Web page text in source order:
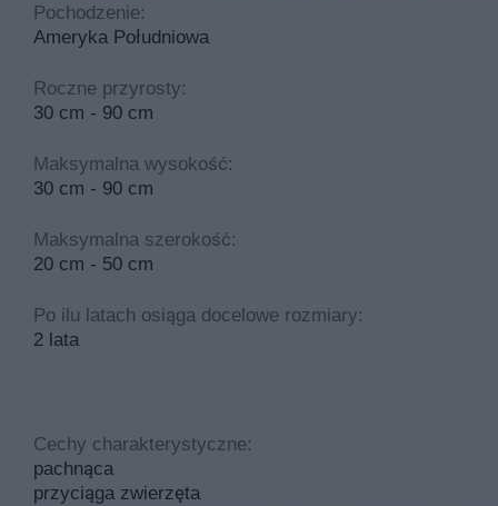
Pochodzenie:
Ameryka Południowa
Roczne przyrosty:
30 cm - 90 cm
Maksymalna wysokość:
30 cm - 90 cm
Maksymalna szerokość:
20 cm - 50 cm
Po ilu latach osiąga docelowe rozmiary:
2 lata
Cechy charakterystyczne:
pachnąca
przyciąga zwierzęta